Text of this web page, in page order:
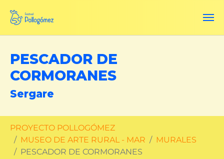
PESCADOR DE
CORMORANES
Sergare
PROYECTO POLLOGÓMEZ
MUSEO DE ARTE RURAL - MAR
MURALES
PESCADOR DE CORMORANES